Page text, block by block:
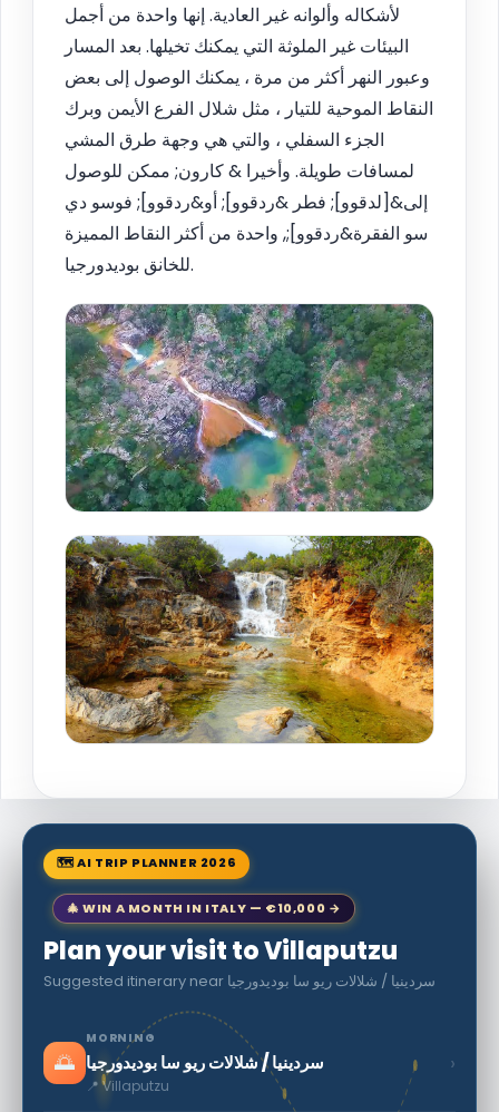
لأشكاله وألوانه غير العادية. إنها واحدة من أجمل
البيئات غير الملوثة التي يمكنك تخيلها. بعد المسار
وعبور النهر أكثر من مرة ، يمكنك الوصول إلى بعض
النقاط الموحية للتيار ، مثل شلال الفرع الأيمن وبرك
الجزء السفلي ، والتي هي وجهة طرق المشي
لمسافات طويلة. وأخيرا & كارون; ممكن للوصول
إلى&[لدقوو]; فطر &ردقوو]; أو&ردقوو]; فوسو دي
سو الفقرة&ردقوو];, واحدة من أكثر النقاط المميزة
للخانق بوديدورجيا.
🗺 AI TRIP PLANNER 2026
🎄 WIN A MONTH IN ITALY — €10,000 →
Plan your visit to Villaputzu
Suggested itinerary near سردينيا / شلالات ريو سا بوديدورجيا
🌅
MORNING
سردينيا / شلالات ريو سا بوديدورجيا
📍 Villaputzu
›